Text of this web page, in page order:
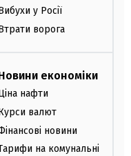
у Росії
ворога
економіки
нафти
валют
новини
на комунальні